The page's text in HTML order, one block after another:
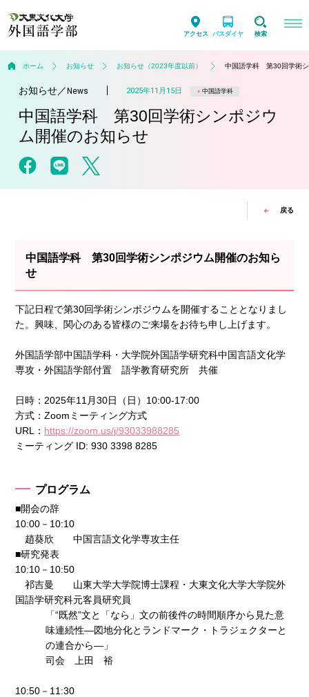
アクセス バスダイヤ 検索
ホーム お知らせ お知らせ（2023年度以前） 中国語学科 第30回学術シ
お知らせ／ News 2025年11月15日 中国語学科
中国語学科 第30回学術シンポジウ
ム開催のお知らせ
戻る
中国語学科 第30回学術シンポジウム開催のお知ら
せ
下記日程で第30回学術シンポジウムを開催することとなりまし
た。興味、関心のある皆様のご来場をお待ち申し上げます。
外国語学部中国語学科・大学院外国語学研究科中国言語文化学
専攻・外国語学部付置 語学教育研究所 共催
日時：2025年11月30日（日）10:00-17:00
方式：Zoomミーティング方式
URL： https://zoom.us/j/93033988285
ミーティング ID: 930 3398 8285
プログラム
■開会の辞
10:00－10:10
趙葵欣 中国言語文化学専攻主任
■研究発表
10:10－10:50
祁吉曼 山東大学大学院博士課程・大東文化大学大学院外
国語学研究科元客員研究員
「“既然”文と「なら」文の前後件の時間順序から見た意
味連続性―図地分化とランドマーク・トラジェクターと
の連合から―」
司会 上田 裕
10:50－11:30